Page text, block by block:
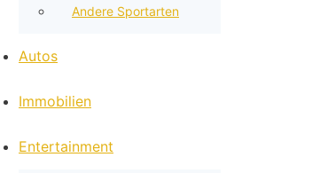
Andere Sportarten
Autos
Immobilien
Entertainment